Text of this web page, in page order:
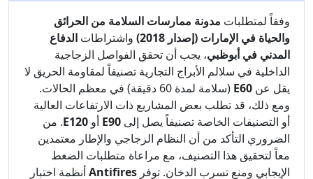
وفقاً لمتطلبات مدونة ممارسات السلامة من الحرائق
والحياة في الإمارات (إصدار 2018)
واشتراطات الدفاع
المدني في أبوظبي، يجب أن تحقق الفواصل الزجاجية
الداخلية في سلالم الأبراج التجارية تصنيفاً لمقاومة الحريق لا
يقل عن E60
(سلامة لمدة 60 دقيقة) في معظم الحالات.
ومع ذلك، قد تطلب بعض المشاريع ذات الارتفاعات العالية
أو التصنيفات الخاصة تصنيفاً يصل إلى E90 أو E120. من
الضروري التأكد من أن النظام الزجاجي والإطار معتمدين
معاً لتحقيق هذا التصنيف، مع مراعاة متطلبات الضغط
الإيجابي ومنع تسرب الدخان. توفر Antifiresأنظمة اختبار